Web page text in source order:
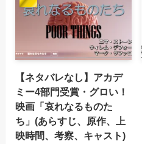
【ネタバレなし】アカデ
ミー4部門受賞・グロい！
映画「哀れなるものた
ち」(あらすじ、原作、上
映時間、考察、キャスト)